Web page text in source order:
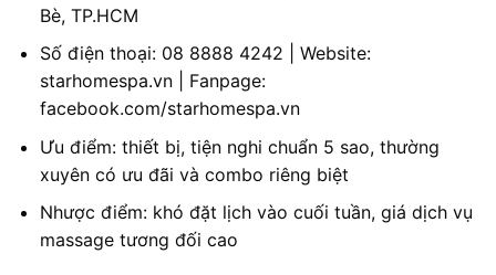
Bè, TP.HCM
Số điện thoại: 08 8888 4242 | Website:
starhomespa.vn | Fanpage:
facebook.com/starhomespa.vn
Ưu điểm: thiết bị, tiện nghi chuẩn 5 sao, thường
xuyên có ưu đãi và combo riêng biệt
Nhược điểm: khó đặt lịch vào cuối tuần, giá dịch vụ
massage tương đối cao